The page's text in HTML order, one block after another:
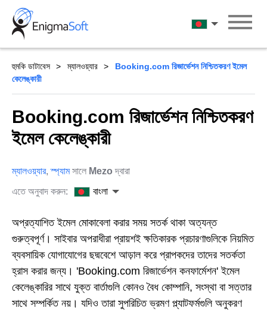
Skip
content
বাংলা
হুমকি ডাটাবেস ম্যালওয়্যার
Booking.com রিজার্ভেশন নিশ্চিতকরণ ইমেল
কেলেঙ্কারী
Booking.com রিজার্ভেশন নিশ্চিতকরণ
ইমেল কেলেঙ্কারী
ম্যালওয়্যার,স্প্যামসালে Mezo দ্বারা
এতে অনুবাদ করুন:
বাংলা
অপ্রত্যাশিত ইমেল মোকাবেলা করার সময় সতর্ক থাকা অত্যন্ত
গুরুত্বপূর্ণ। সাইবার অপরাধীরা প্রায়শই ক্ষতিকারক প্রচারণাগুলিকে নিয়মিত
ব্যবসায়িক যোগাযোগের ছদ্মবেশে আড়াল করে প্রাপকদের তাদের সতর্কতা
হ্রাস করার জন্য। 'Booking.com রিজার্ভেশন কনফার্মেশন' ইমেল
কেলেঙ্কারির সাথে যুক্ত বার্তাগুলি কোনও বৈধ কোম্পানি, সংস্থা বা সত্তার
সাথে সম্পর্কিত নয়। যদিও তারা সুপরিচিত ভ্রমণ প্ল্যাটফর্মগুলি অনুকরণ